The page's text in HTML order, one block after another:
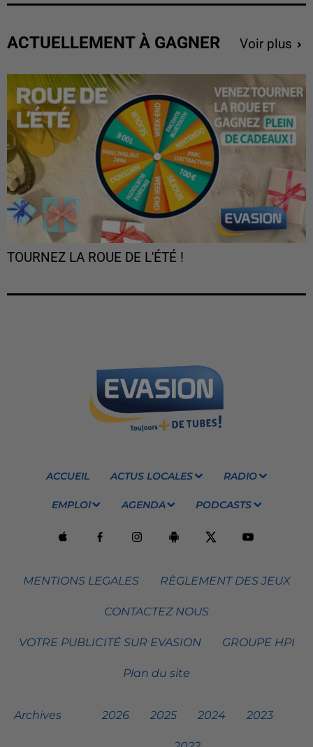
ACTUELLEMENT À GAGNER Voir plus
TOURNEZ LA ROUE DE L'ÉTÉ !
ACCUEIL ACTUS LOCALES RADIO
EMPLOI AGENDA PODCASTS
MENTIONS LEGALES RÈGLEMENT DES JEUX
CONTACTEZ NOUS
VOTRE PUBLICITÉ SUR EVASION GROUPE HPI
Plan du site
Archives 2026 2025 2024 2023